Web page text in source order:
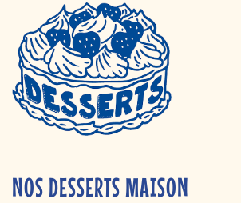
NOS DESSERTS MAISON